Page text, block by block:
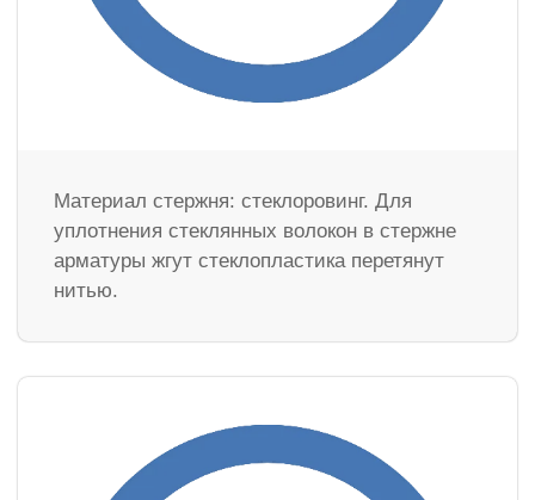
Материал стержня: стеклоровинг. Для
уплотнения стеклянных волокон в стержне
арматуры жгут стеклопластика перетянут
нитью.